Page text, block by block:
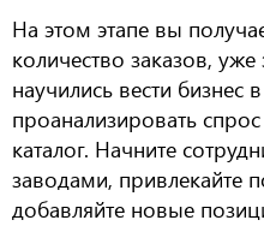
На этом этапе вы
количество заказов,
научились вести бизнес
проанализировать
каталог. Начните
заводами, привлекайте
добавляйте новые